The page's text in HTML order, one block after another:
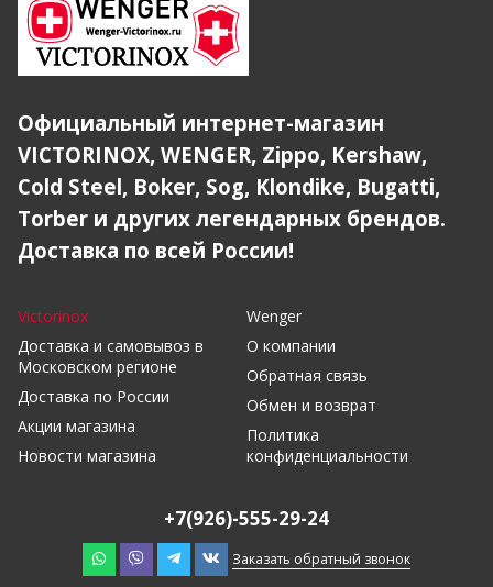
Официальный интернет-магазин
VICTORINOX, WENGER, Zippo, Kershaw,
Cold Steel, Boker, Sog, Klondike, Bugatti,
Torber и других легендарных брендов.
Доставка по всей России!
Victorinox
Доставка и самовывоз в
Московском регионе
Доставка по России
Акции магазина
Новости магазина
Wenger
О компании
Обратная связь
Обмен и возврат
Политика
конфиденциальности
+7(926)-555-29-24
Заказать обратный звонок